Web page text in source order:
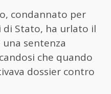
condannato per
di Stato, ha urlato il
sentenza
che quando
dossier contro